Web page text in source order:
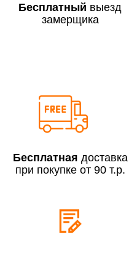
Свыше 300 000 руб.
Сборка по Московской
До 300 000 руб.
Бесплатный выезд
замерщика
Бесплатная доставка
при покупке от 90 т.р.